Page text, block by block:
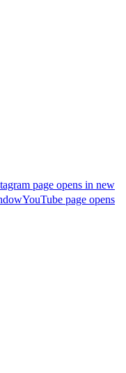
page opens in new
YouTube page opens